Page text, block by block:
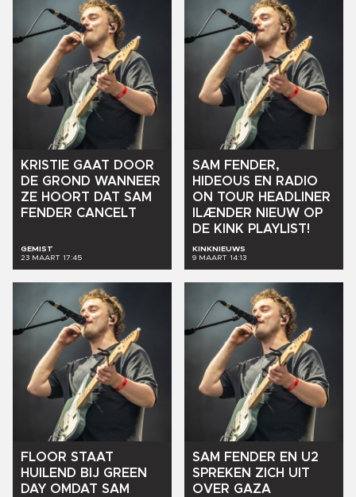
KRISTIE GAAT DOOR
DE GROND WANNEER
ZE HOORT DAT SAM
FENDER CANCELT
GEMIST
23 MAART 17:45
SAM
FENDER,
HIDEOUS EN
RADIO
ON TOUR HEADLINER
ILÆNDER NIEUW OP
DE KINK PLAYLIST!
KINKNIEUWS
9 MAART 14:13
FLOOR STAAT
HUILEND BIJ GREEN
DAY OMDAT SAM
SAM FENDER EN U2
SPREKEN ZICH UIT
OVER GAZA